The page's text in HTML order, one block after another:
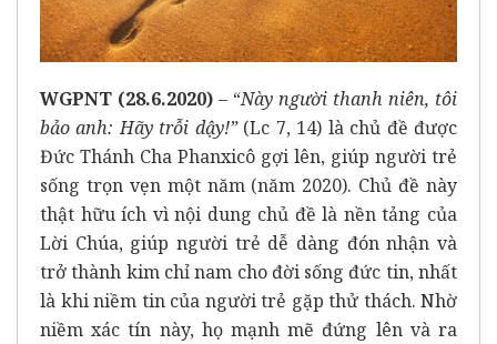
WGPNT (28.6.2020) – “Này người thanh niên, tôi
bảo anh: Hãy trỗi dậy!”(Lc 7, 14) là chủ đề được
Đức Thánh Cha Phanxicô gợi lên, giúp người trẻ
sống trọn vẹn một năm (năm 2020). Chủ đề này
thật hữu ích vì nội dung chủ đề là nền tảng của
Lời Chúa, giúp người trẻ dễ dàng đón nhận và
trở thành kim chỉ nam cho đời sống đức tin, nhất
là khi niềm tin của người trẻ gặp thử thách. Nhờ
niềm xác tín này, họ mạnh mẽ đứng lên và ra